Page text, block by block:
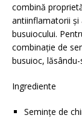
combină
antiinflamatorii și
busuiocului.
combinație de
busuioc,
Ingrediente
Semințe de